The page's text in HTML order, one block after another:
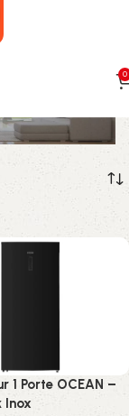
0
1 Porte OCEAN –
Inox